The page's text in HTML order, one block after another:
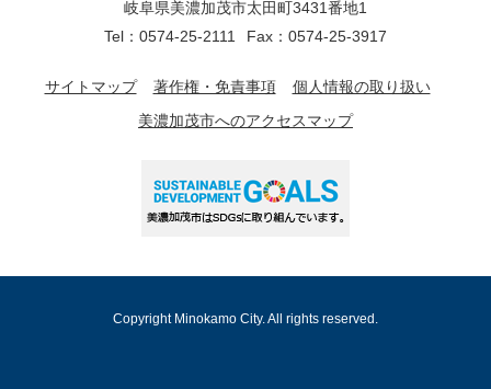
岐阜県美濃加茂市太田町3431番地1
Tel：0574-25-2111
Fax：0574-25-3917
サイトマップ 著作権・免責事項
個人情報の取り扱い
美濃加茂市へのアクセスマップ
Copyright Minokamo City. All rights reserved.